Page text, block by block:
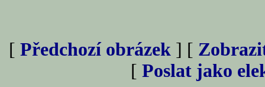
[ Předchozí obrázek ] [
[ Poslat jako